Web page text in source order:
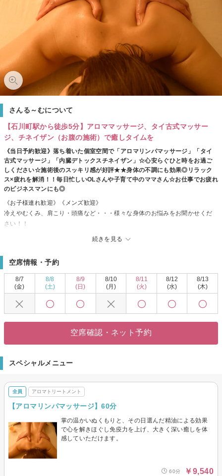
さんる～むについて
【石川町駅から徒歩5分】アロママッサージ、タイ古式マッサー
ジ、チネイザン（お腹の施術）で癒しタイムを
《当日予約歓迎》落ち着いた個室空間で「アロマリンパマッサージ」「タイ
古式マッサージ」「内臓デトックスチネイザン」☆心安らぐひと時をお過ご
しください☆施術後のスッキリ感が好評★★身体の不調にも効果◎リラック
ス×疲れを解消！！毎日忙しいOLさんや子育て中のママさん☆お仕事でお疲れ
のビジネスマンにも◎
続きを見る
《お子様連れ歓迎》《メンズ歓迎》
冷えやむくみ、肩こり・頭痛など・・・様々な身体のお悩みをお聞かせくだ
さい！！
す。
空席情報・予約
8/7
(金)
8/8
(土)
8/9
(日)
8/10
(月)
8/11
(火)
8/12
(水)
8/13
(木)
空席確認・ネット予約
スペシャルメニュー
全員 アロマトリートメント
【アロマリンパマッサージ】60分
掌の温かいぬくもりと、その日選んだ精油による効果
で心を解きほぐし免疫力を上げ、大きく深い癒しを体
感していただけます。
60分 ￥9,540